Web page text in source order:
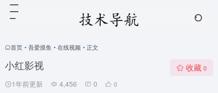
首页 • 吾爱摸鱼 • 在线视频 • 正文
小红影视
1年前更新 4,456 0 0
收藏 0